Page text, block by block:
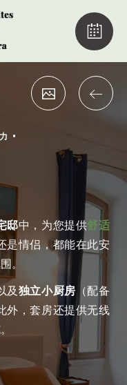
•
邸中，为您提供舒适
是情侣，都能在此安
。
及独立小厨房 （配备
外，套房还提供无线